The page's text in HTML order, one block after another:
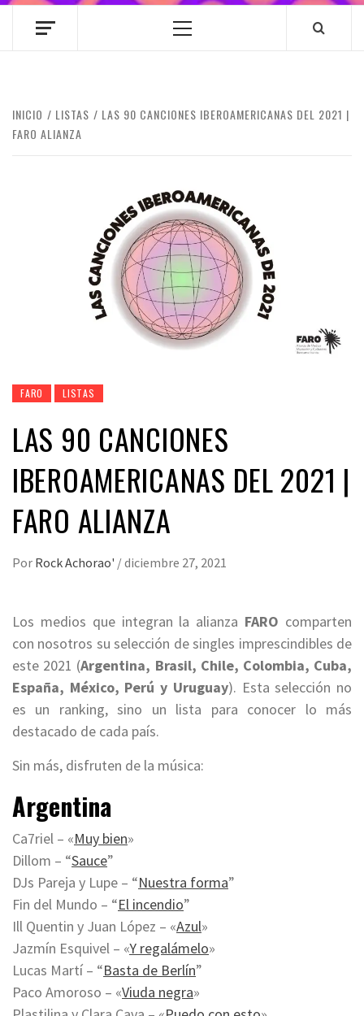
Menú
INICIO LISTAS
LAS 90 CANCIONES IBEROAMERICANAS DEL 2021 |
FARO ALIANZA
FARO LISTAS
LAS 90 CANCIONES
IBEROAMERICANAS DEL 2021 |
FARO ALIANZA
Por Rock Achorao' /diciembre 27, 2021
Los medios que integran la alianza FARO comparten
con nosotros su selección de singles imprescindibles de
este 2021 (Argentina, Brasil, Chile, Colombia, Cuba,
España, México, Perú y Uruguay). Esta selección no
es un ranking, sino un lista para conocer lo más
destacado de cada país.
Sin más, disfruten de la música:
Argentina
Ca7riel – «Muy bien»
Dillom – “Sauce”
DJs Pareja y Lupe – “Nuestra forma”
Fin del Mundo – “El incendio”
Ill Quentin y Juan López – «Azul»
Jazmín Esquivel – «Y regalámelo»
Lucas Martí – “Basta de Berlín”
Paco Amoroso – «Viuda negra»